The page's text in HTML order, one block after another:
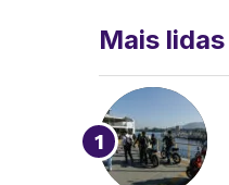
Mais lidas